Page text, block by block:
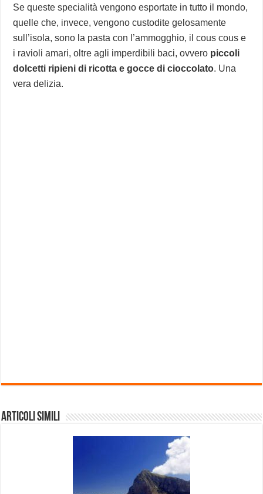
Se queste specialità vengono esportate in tutto il mondo,
quelle che, invece, vengono custodite gelosamente
sull’isola, sono la pasta con l’ammogghio, il cous cous e
i ravioli amari, oltre agli imperdibili baci, ovvero piccoli
dolcetti ripieni di ricotta e gocce di cioccolato. Una
vera delizia.
Articoli Simili